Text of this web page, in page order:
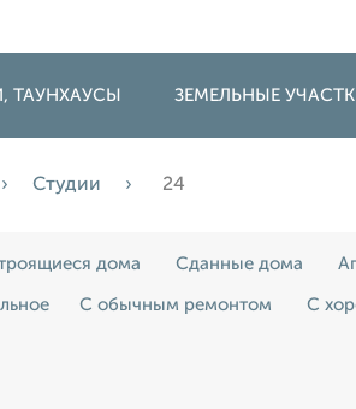
ТАУНХАУСЫ ЗЕМЕЛЬНЫЕ
Студии 24
дома Сданные дома
С обычным ремонтом С